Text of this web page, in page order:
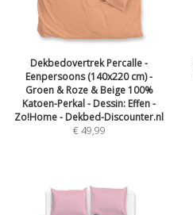
Dekbedovertrek Percalle -
Eenpersoons (140x220 cm) -
Groen & Roze & Beige 100%
Katoen-Perkal - Dessin: Effen -
Zo!Home - Dekbed-Discounter.nl
€49,99